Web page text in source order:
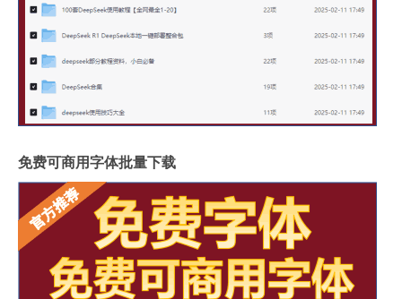
免费可商用字体批量下载